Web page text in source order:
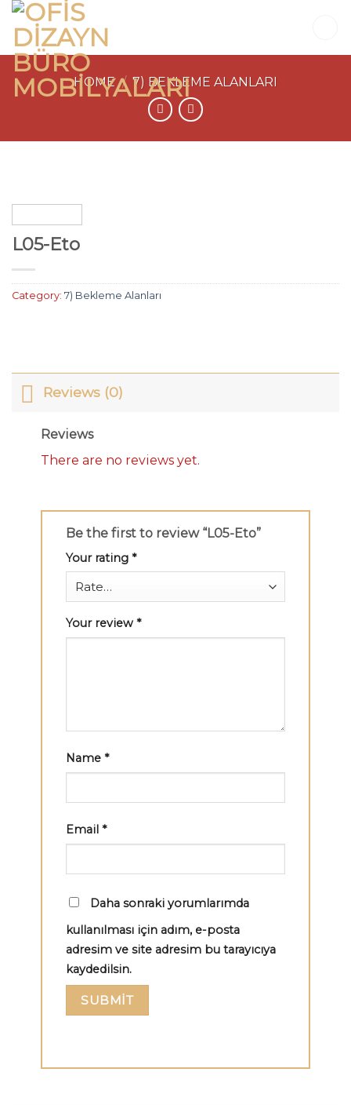
Skip
content
HOME / 7) BEKLEME ALANLARI
L05-Eto
Category: 7) Bekleme Alanları
Reviews (0)
Reviews
There are no reviews yet.
Be the first to review “L05-Eto”
Your rating *
Your review *
Name *
Email *
Daha sonraki yorumlarımda
kullanılması için adım, e-posta
adresim ve site adresim bu tarayıcıya
kaydedilsin.